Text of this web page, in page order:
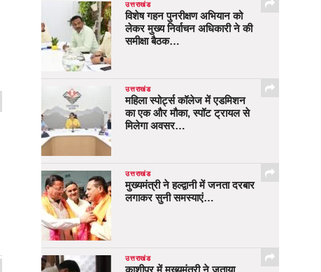
उत्तराखंड
विशेष गहन पुनरीक्षण अभियान को
लेकर मुख्य निर्वाचन अधिकारी ने की
समीक्षा बैठक…
उत्तराखंड
महिला स्पोर्ट्स कॉलेज में एडमिशन
का एक और मौका, स्पॉट ट्रायल से
मिलेगा अवसर…
उत्तराखंड
मुख्यमंत्री ने हल्द्वानी में जनता दरबार
लगाकर सुनी समस्याएं…
उत्तराखंड
काशीपुर में मुख्यमंत्री ने जताया